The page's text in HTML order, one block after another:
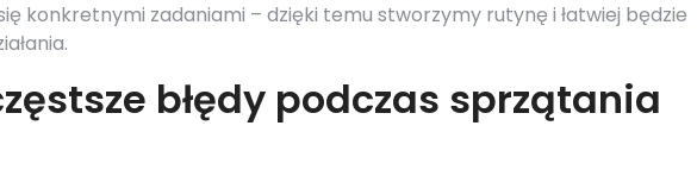
konkretnymi zadaniami – dzięki temu stworzymy rutynę i łatwiej będzie
błędy podczas sprzątania